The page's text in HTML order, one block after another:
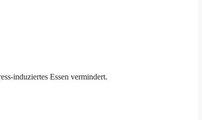
induziertes Essen vermindert.